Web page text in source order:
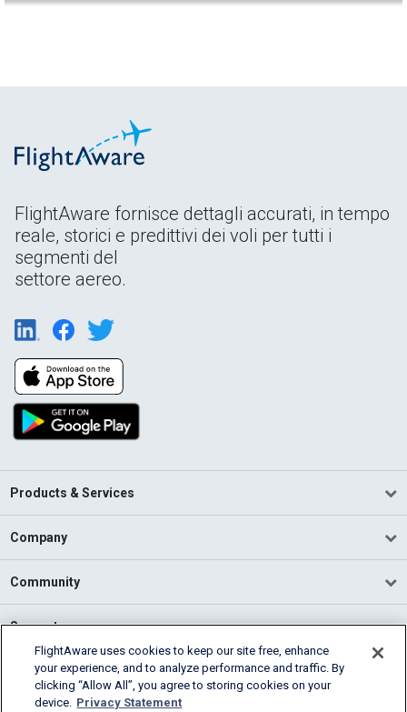
FlightAware fornisce dettagli accurati, in tempo
reale, storici e predittivi dei voli per tutti i
segmenti del
settore aereo.
Products & Services
Company
Community
Support
English (USA)
2026 FlightAware
FlightAware uses cookies to keep our site free, enhance
your experience, and to analyze performance and traffic. By
clicking “Allow All”, you agree to storing cookies on your
device. Privacy Statement